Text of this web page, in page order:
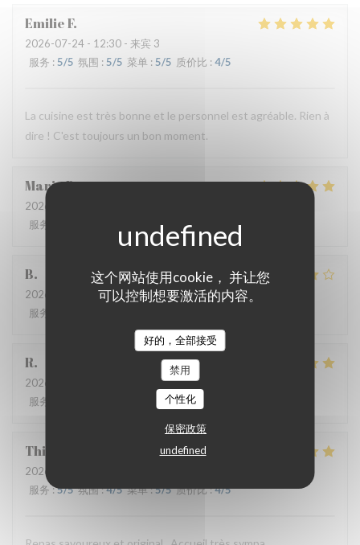
这个网站使用cookie， 并让您
可以控制想要激活的内容。
好的，全部接受
禁用
个性化
保密政策
undefined
EmilieF
2026-07-24 - 12:30 - 来宾 3
服务 : 5/5 氛围 : 5/5 菜单 : 5/5 质价比 : 4/5
La cuisine est très bonne et le personnel est agréable. Rien à
dire ! C'est toujours un bon moment.
MarieB
2026-07-21
服务
5/5 质价比
B
2026-07-08
- 20:00 - 来宾 4
服务
R
2026-06-17
服务
/5 质价比
Thierry
2026-06-11
服务:5/5 氛围:4/5 菜单:5/5 质价比:4/5